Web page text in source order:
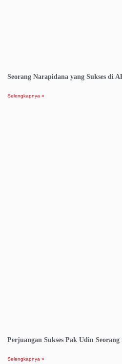
Seorang Narapidana yang Sukses di
Selengkapnya »
Perjuangan Sukses Pak Udin
Selengkapnya »